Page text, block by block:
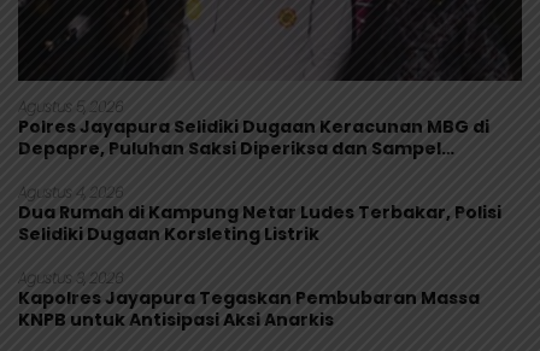
Agustus 5, 2026
Polres Jayapura Selidiki Dugaan Keracunan MBG di
Depapre, Puluhan Saksi Diperiksa dan Sampel
Agustus 4, 2026
Dua Rumah di Kampung Netar Ludes Terbakar, Polisi
Selidiki Dugaan Korsleting Listrik
Agustus 3, 2026
Kapolres Jayapura Tegaskan Pembubaran Massa
KNPB untuk Antisipasi Aksi Anarkis